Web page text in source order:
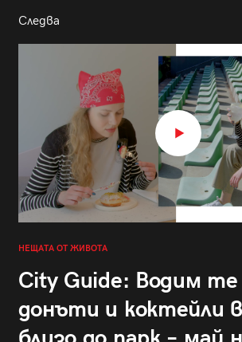
Следва
НЕЩАТА ОТ ЖИВОТА
City Guide: Водим те
донъти и коктейли